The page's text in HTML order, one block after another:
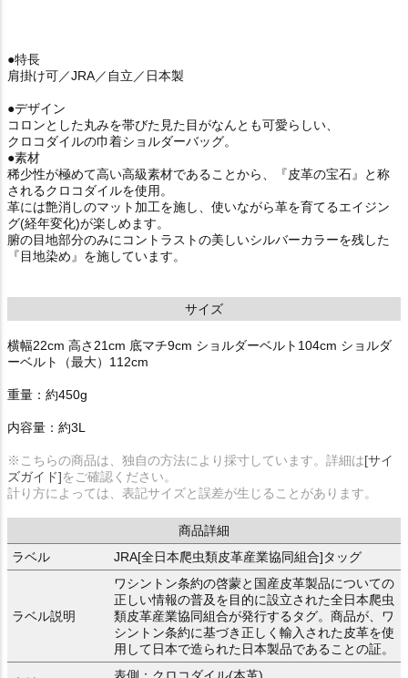
●特長
肩掛け可／JRA／自立／日本製
●デザイン
コロンとした丸みを帯びた見た目がなんとも可愛らしい、
クロコダイルの巾着ショルダーバッグ。
●素材
稀少性が極めて高い高級素材であることから、『皮革の宝石』と称
されるクロコダイルを使用。
革には艶消しのマット加工を施し、使いながら革を育てるエイジン
グ(経年変化)が楽しめます。
腑の目地部分のみにコントラストの美しいシルバーカラーを残した
『目地染め』を施しています。
サイズ
横幅22cm 高さ21cm 底マチ9cm ショルダーベルト104cm ショルダ
ーベルト（最大）112cm
重量：約450g
内容量：約3L
※こちらの商品は、独自の方法により採寸しています。詳細は[サイ
ズガイド]をご確認ください。
計り方によっては、表記サイズと誤差が生じることがあります。
商品詳細
ラベル
JRA[全日本爬虫類皮革産業協同組合]タッグ
ラベル説明
ワシントン条約の啓蒙と国産皮革製品についての
正しい情報の普及を目的に設立された全日本爬虫
類皮革産業協同組合が発行するタグ。商品が、ワ
シントン条約に基づき正しく輸入された皮革を使
用して日本で造られた日本製品であることの証。